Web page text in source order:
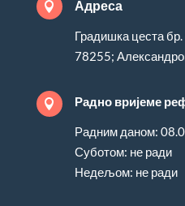
 Адреса
Градишка цеста
78255;
 Радно вријеме
Радним даном:
Суботом: не ради
Недељом: не ради